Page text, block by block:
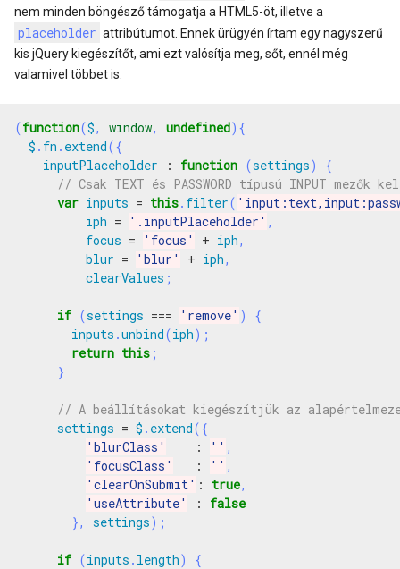
nem minden böngésző támogatja a HTML5-öt, illetve a
placeholder attribútumot. Ennek ürügyén írtam egy nagyszerű
kis jQuery kiegészítőt, ami ezt valósítja meg, sőt, ennél még
valamivel többet is.
(function($, window, undefined){
$ . fn . extend({
inputPlaceholder
: function (settings) {
var inputs = this. filter(
iph = '.inputPlaceholder' ,
focus = 'focus' + iph,
blur = 'blur' + iph,
clearValues ;
if (settings === 'remove' )
{
inputs .unbind(iph);
return this ;
}
settings = $ . extend({
'blurClass'
: '' ,
'focusClass'
: '' ,
'clearOnSubmit' : true,
'useAttribute'
:
false
},
settings);
if (inputs . length)
{